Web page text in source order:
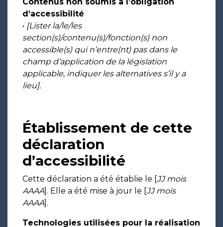
d’accessibilité
• [Lister la/le/les
section(s)/contenu(s)/fonction(s) non
accessible(s) qui n’entre(nt) pas dans le
champ d’application de la législation
applicable, indiquer les alternatives s’il y a
lieu].
Établissement de cette
déclaration
d’accessibilité
Cette déclaration a été établie le [JJ mois
AAAA]. Elle a été mise à jour le [JJ mois
AAAA].
Technologies utilisées pour la réalisation